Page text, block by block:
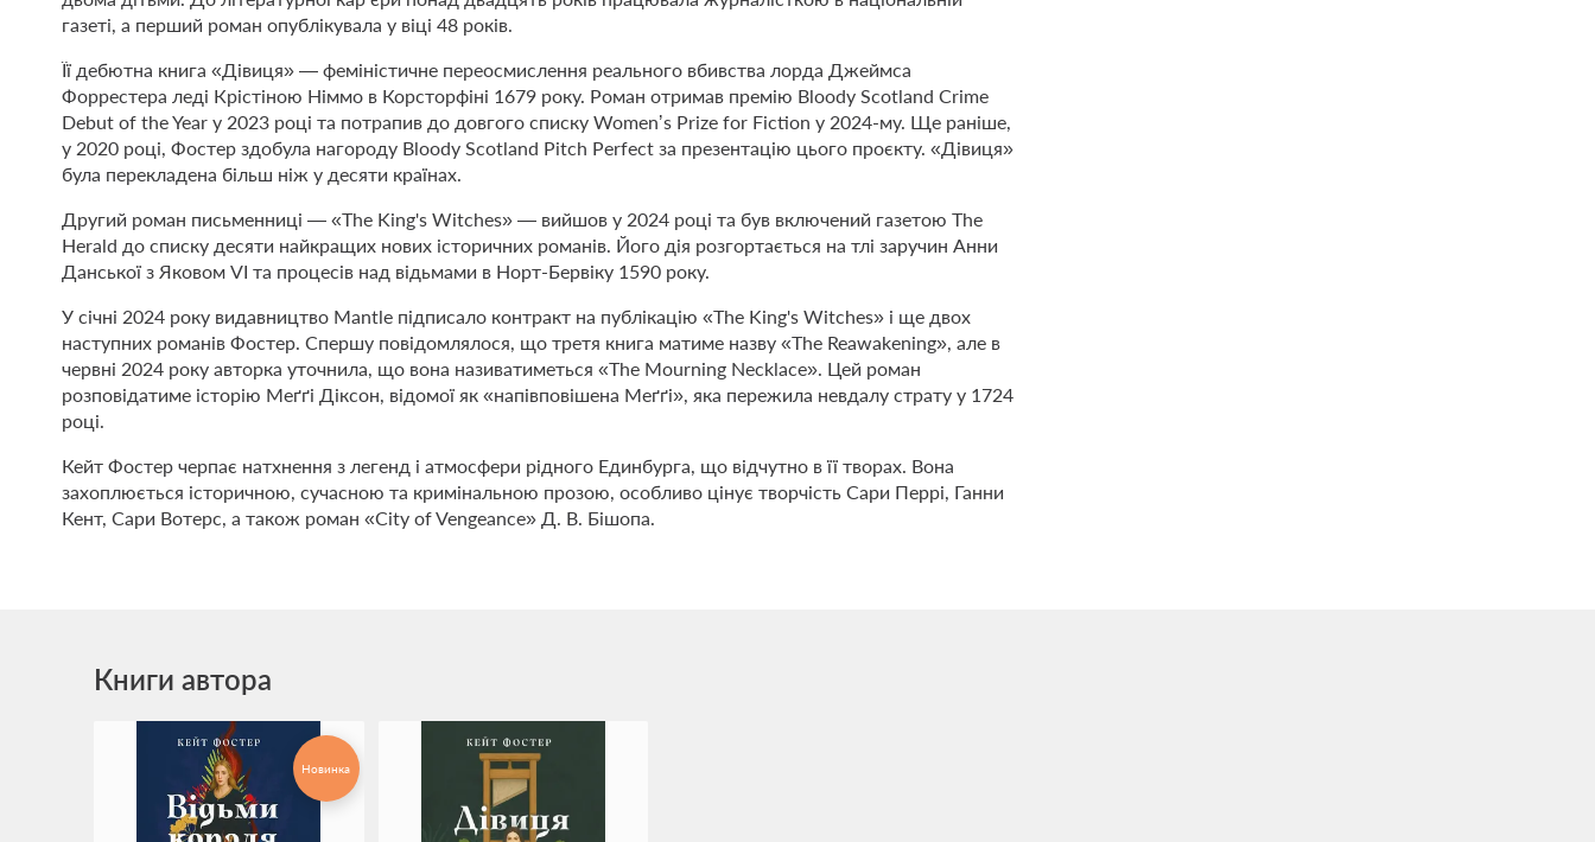
газеті, а перший роман опублікувала у віці 48 років.
Її дебютна книга «Дівиця» — феміністичне переосмислення реального вбивства лорда Джеймса
Форрестера леді Крістіною Німмо в Корсторфіні 1679 року. Роман отримав премію Bloody Scotland Crime
Debut of the Year у 2023 році та потрапив до довгого списку Womenʼs Prize for Fiction у 2024-му. Ще раніше,
у 2020 році, Фостер здобула нагороду Bloody Scotland Pitch Perfect за презентацію цього проєкту. «Дівиця»
була перекладена більш ніж у десяти країнах.
Другий роман письменниці — «The King's Witches» — вийшов у 2024 році та був включений газетою The
Herald до списку десяти найкращих нових історичних романів. Його дія розгортається на тлі заручин Анни
Данської з Яковом VI та процесів над відьмами в Норт-Бервіку 1590 року.
У січні 2024 року видавництво Mantle підписало контракт на публікацію «The King's Witches» і ще двох
наступних романів Фостер. Спершу повідомлялося, що третя книга матиме назву «The Reawakening», але в
червні 2024 року авторка уточнила, що вона називатиметься «The Mourning Necklace». Цей роман
розповідатиме історію Меґґі Діксон, відомої як «напівповішена Меґґі», яка пережила невдалу страту у 1724
році.
Кейт Фостер черпає натхнення з легенд і атмосфери рідного Единбурга, що відчутно в її творах. Вона
захоплюється історичною, сучасною та кримінальною прозою, особливо цінує творчість Сари Перрі, Ганни
Кент, Сари Вотерс, а також роман «City of Vengeance» Д. В. Бішопа.
Книги автора
Новинка